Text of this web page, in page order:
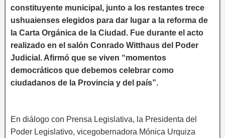
constituyente municipal, junto a los restantes trece
ushuaienses elegidos para dar lugar a la reforma de
la Carta Orgánica de la Ciudad. Fue durante el acto
realizado en el salón Conrado Witthaus del Poder
Judicial. Afirmó que se viven “momentos
democráticos que debemos celebrar como
ciudadanos de la Provincia y del país”.
En diálogo con Prensa Legislativa, la Presidenta del
Poder Legislativo, vicegobernadora Mónica Urquiza